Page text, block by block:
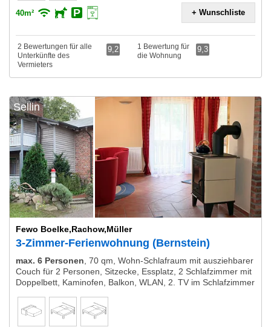
40m² + Wunschliste
2 Bewertungen für alle
Unterkünfte des
Vermieters
9,2
1 Bewertung für
die Wohnung
9,3
Sellin
Fewo Boelke,Rachow,Müller
3-Zimmer-Ferienwohnung (Bernstein)
max. 6 Personen 70 qm, Wohn-Schlafraum mit ausziehbarer
Couch für 2 Personen, Sitzecke, Essplatz, 2 Schlafzimmer mit
Doppelbett, Kaminofen, Balkon, WLAN, 2. TV im Schlafzimmer